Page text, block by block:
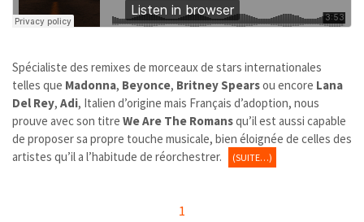
Spécialiste des remixes de morceaux de stars internationales
telles que Madonna, Beyonce, Britney Spearsou encore Lana
Del Rey, Adi, Italien d’origine mais Français d’adoption, nous
prouve avec son titre We Are The Romansqu’il est aussi capable
de proposer sa propre touche musicale, bien éloignée de celles des
artistes qu’il a l’habitude de réorchestrer.
(SUITE…)
1